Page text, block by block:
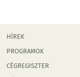
HÍREK
PROGRAMOK
CÉGREGISZTER